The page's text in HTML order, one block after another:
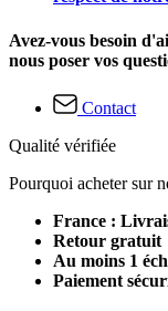
Avez-vous besoin
nous poser vos
Contact
Qualité vérifiée
Pourquoi acheter sur
France :
Retour gratuit
Au moins 1
Paiement